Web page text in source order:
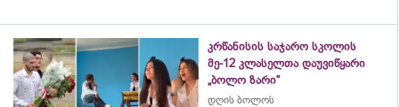
კრწანისის საჯარო სკოლის
მე-12 კლასელთა დაუვიწყარი
„ბოლო ზარი“
დღის ბოლოს